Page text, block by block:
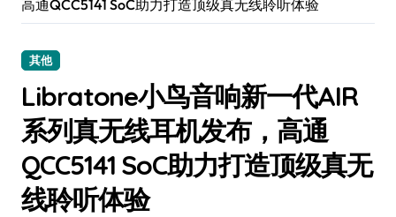
高通QCC5141 SoC助力打造顶级真无线聆听体验
其他
Libratone小鸟音响新一代AIR
系列真无线耳机发布，高通
QCC5141 SoC助力打造顶级真无
线聆听体验